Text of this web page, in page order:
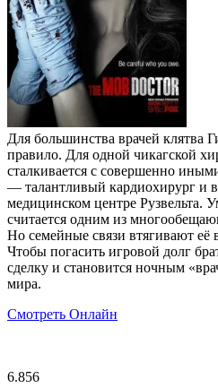
Для большинства врачей клятва
правило. Для одной чикагской
сталкивается с совершенно
— талантливый кардиохирург и
медицинском центре Рузвельта.
считается одним из
Но семейные связи втягивают её
Чтобы погасить игровой долг
сделку и становится ночным
мира.
Смотреть Онлайн
6.856